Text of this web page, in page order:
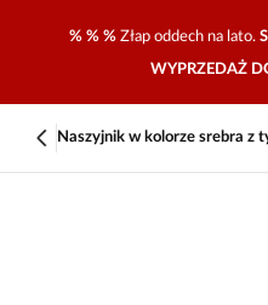
% % % Złap oddech na lato.
WYPRZEDAŻ
Naszyjnik w kolorze srebra z